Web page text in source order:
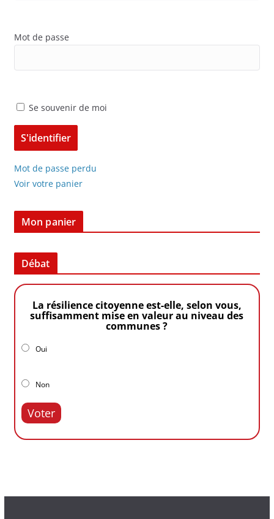
Mot de passe
Se souvenir de moi
Mot de passe perdu
Voir votre panier
Mon panier
Débat
La résilience citoyenne est-elle, selon vous,
suffisamment mise en valeur au niveau des
communes ?
Oui
Non
Voter